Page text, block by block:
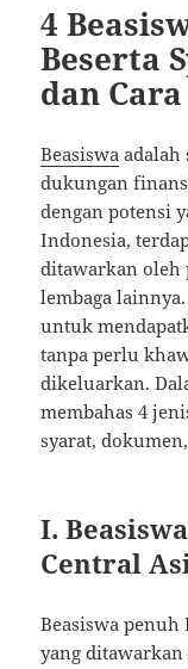
4
Beserta
dan
Beasiswa adalah
dukungan
dengan potensi
Indonesia,
ditawarkan oleh
lembaga
untuk
tanpa perlu
dikeluarkan.
membahas 4
syarat,
I.
Central
Beasiswa penuh
yang ditawarkan